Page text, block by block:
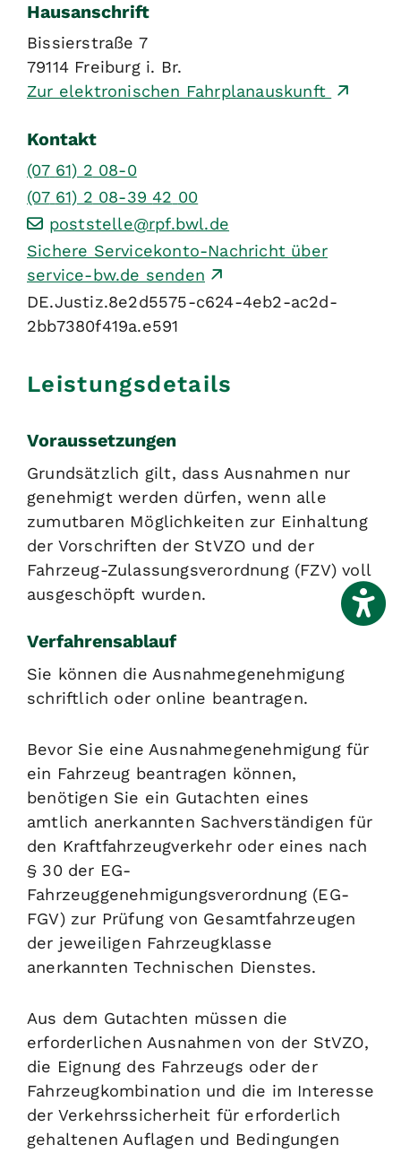
Hausanschrift
Bissierstraße 7
79114 Freiburg i. Br.
Zur elektronischen Fahrplanauskunft
Kontakt
(07 61) 2 08-0
(07 61) 2 08-39 42 00
poststelle@rpf.bwl.de
Sichere Servicekonto-Nachricht über
service-bw.de senden
DE.Justiz.8e2d5575-c624-4eb2-ac2d-
2bb7380f419a.e591
Leistungsdetails
Voraussetzungen
Grundsätzlich gilt, dass Ausnahmen nur
genehmigt werden dürfen, wenn alle
zumutbaren Möglichkeiten zur Einhaltung
der Vorschriften der StVZO und der
Fahrzeug-Zulassungsverordnung (FZV) voll
ausgeschöpft wurden.
Verfahrensablauf
Sie können die Ausnahmegenehmigung
schriftlich oder online beantragen.
Bevor Sie eine Ausnahmegenehmigung für
ein Fahrzeug beantragen können,
benötigen Sie ein Gutachten eines
amtlich anerkannten Sachverständigen für
den Kraftfahrzeugverkehr oder eines nach
§ 30 der EG-
Fahrzeuggenehmigungsverordnung (EG-
FGV) zur Prüfung von Gesamtfahrzeugen
der jeweiligen Fahrzeugklasse
anerkannten Technischen Dienstes.
Aus dem Gutachten müssen die
erforderlichen Ausnahmen von der StVZO,
die Eignung des Fahrzeugs oder der
Fahrzeugkombination und die im Interesse
der Verkehrssicherheit für erforderlich
gehaltenen Auflagen und Bedingungen